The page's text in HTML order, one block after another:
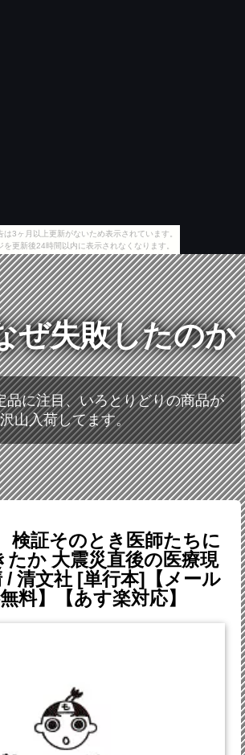
は3ヶ月以上更新がないため表示されています。
を更新後24時間以内に表示されなくなります。
ぜ失敗したのか
品に注目、いろとりどりの商品が
沢山入荷してます。
検証そのとき医師たちに
たか 大震災直後の医療現
/ 清文社 [単行本]【メール
料】【あす楽対応】